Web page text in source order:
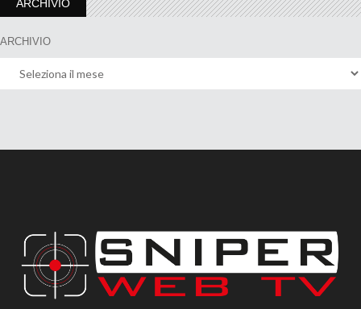
ARCHIVIO
ARCHIVIO